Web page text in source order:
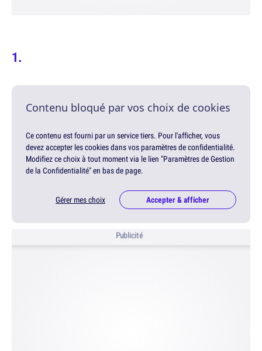
Contenu bloqué par vos choix de cookies
Ce contenu est fourni par un service tiers. Pour l'afficher, vous
devez accepter les cookies dans vos paramètres de confidentialité.
Modifiez ce choix à tout moment via le lien "Paramètres de Gestion
de la Confidentialité" en bas de page.
Gérer mes choix Accepter & afficher
Publicité